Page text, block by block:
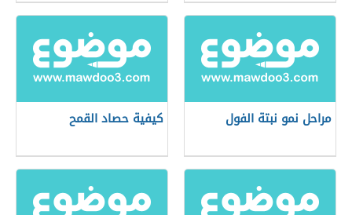
مراحل نمو نبتة الفول كيفية حصاد القمح